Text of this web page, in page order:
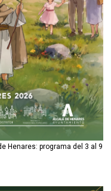
Henares: programa del 3 al 9